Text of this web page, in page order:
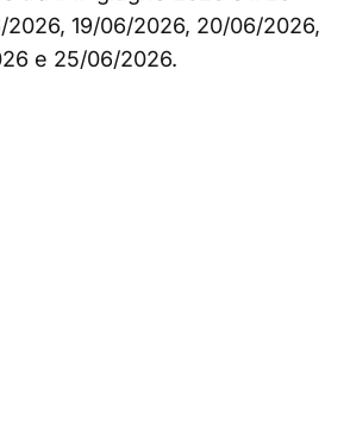
19/06/2026, 20/06/2026,
e 25/06/2026.